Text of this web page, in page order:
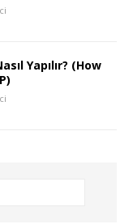
Yapılır? (How